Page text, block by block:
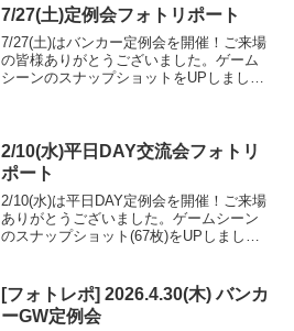
フォトアルバムをみる
7/27(土)定例会フォトリポート
7/27(土)はバンカー定例会を開催！ご来場
の皆様ありがとうございました。ゲーム
シーンのスナップショットをUPしました
2/10(水)平日DAY交流会フォトリ
ポート
2/10(水)は平日DAY定例会を開催！ご来場
ありがとうございました。ゲームシーン
のスナップショット(67枚)をUPしました
[フォトレポ] 2026.4.30(木) バンカ
ーGW定例会